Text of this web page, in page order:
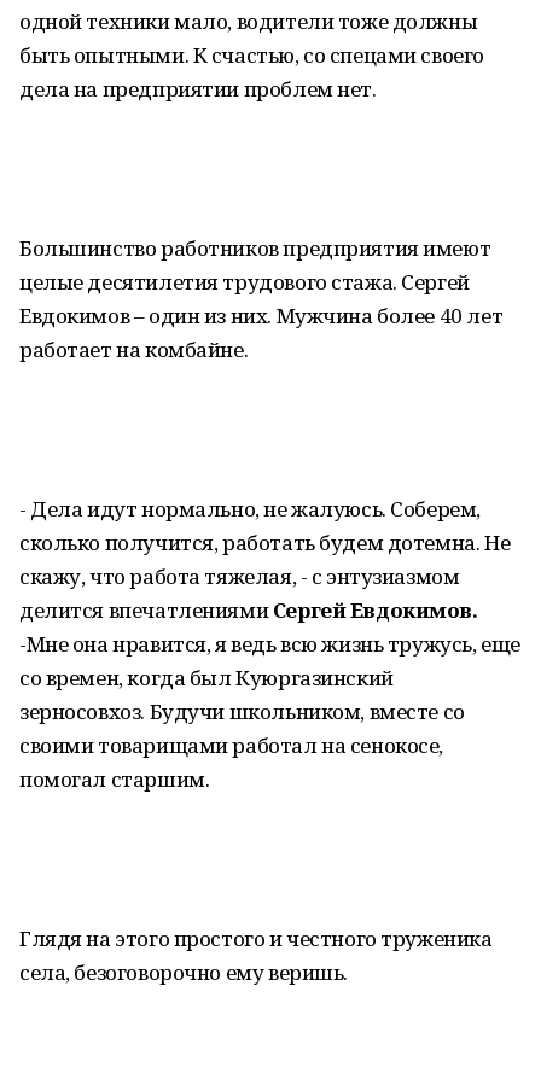
одной техники мало, водители тоже должны
быть опытными. К счастью, со спецами своего
дела на предприятии проблем нет.
Большинство работников предприятия имеют
целые десятилетия трудового стажа. Сергей
Евдокимов – один из них. Мужчина более 40 лет
работает на комбайне.
- Дела идут нормально, не жалуюсь. Соберем,
сколько получится, работать будем дотемна. Не
скажу, что работа тяжелая, - с энтузиазмом
делится впечатлениямиСергей Евдокимов.
-Мне она нравится, я ведь всю жизнь тружусь, еще
со времен, когда был Куюргазинский
зерносовхоз. Будучи школьником, вместе со
своими товарищами работал на сенокосе,
помогал старшим.
Глядя на этого простого и честного труженика
села, безоговорочно ему веришь.